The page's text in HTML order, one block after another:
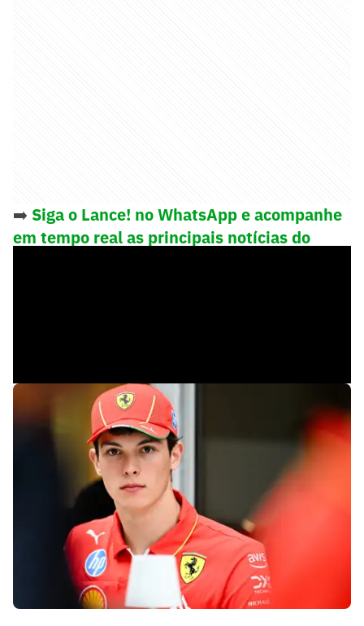
➡️ Siga o Lance! no WhatsApp e acompanhe
em tempo real as principais notícias do